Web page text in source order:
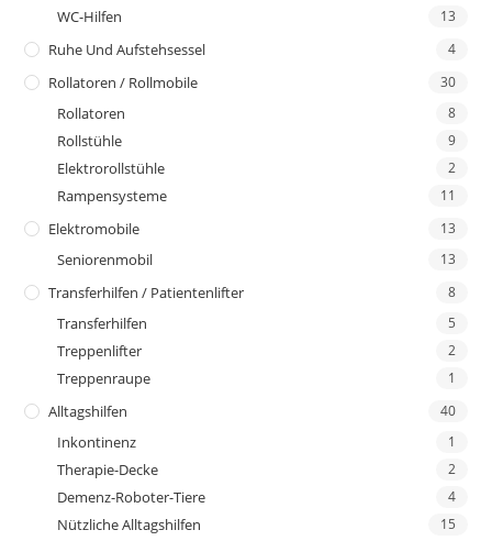
WC-Hilfen 13
Ruhe Und Aufstehsessel 4
Rollatoren / Rollmobile 30
Rollatoren 8
Rollstühle 9
Elektrorollstühle 2
Rampensysteme 11
Elektromobile 13
Seniorenmobil 13
Transferhilfen / Patientenlifter 8
Transferhilfen 5
Treppenlifter 2
Treppenraupe 1
Alltagshilfen 40
Inkontinenz 1
Therapie-Decke 2
Demenz-Roboter-Tiere 4
Nützliche Alltagshilfen 15